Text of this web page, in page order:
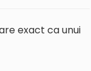
exact ca unui